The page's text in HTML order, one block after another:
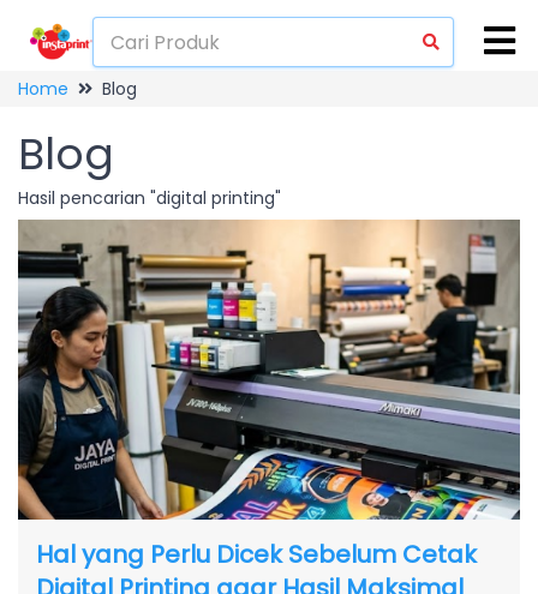
Home Blog
Blog
Hasil pencarian "digital printing"
Hal yang Perlu Dicek Sebelum Cetak